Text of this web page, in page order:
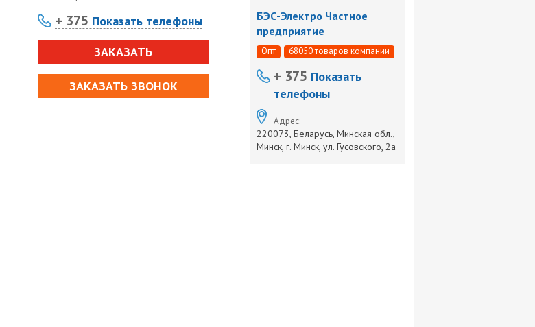
+ 375 Показать телефоны
ЗАКАЗАТЬ
ЗАКАЗАТЬ ЗВОНОК
БЭС-Электро Частное
предприятие
Опт 68050 товаров компании
+ 375 Показать
телефоны
Адрес:
220073, Беларусь, Минская обл.,
Минск, г. Минск, ул. Гусовского, 2а